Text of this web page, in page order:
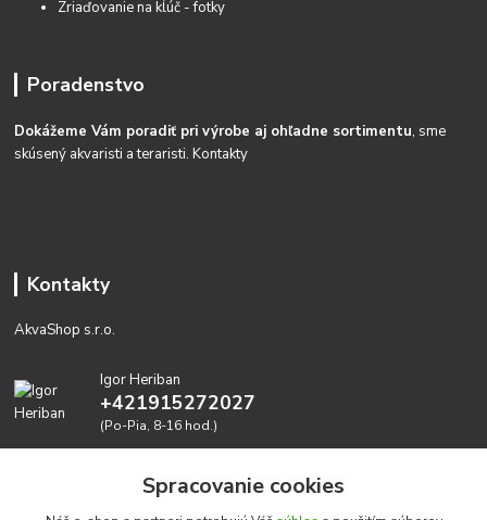
Zriaďovanie na kĺúč - fotky
Poradenstvo
Dokážeme Vám poradiť pri výrobe aj ohľadne sortimentu, sme
skúsený akvaristi a teraristi.Kontakty
Kontakty
AkvaShop s.r.o.
Igor Heriban
+421915272027
(Po-Pia, 8-16 hod.)
Spracovanie cookies